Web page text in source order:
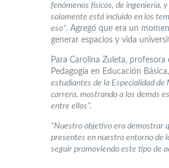
fenómenos físicos, de ingeniería,
solamente está incluido en los
eso”. Agregó que era un
generar espacios y vida
Para Carolina Zuleta,
Pedagogía en Educación
estudiantes de la Especialidad
carrera, mostrando a los demás
entre ellos”.
“Nuestro objetivo era demostrar
presentes en nuestro entorno de
seguir promoviendo este tipo de